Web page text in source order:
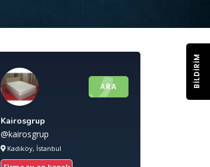
ARA
Kairosgrup
@kairosgrup
Kadıköy, İstanbul
BILDIRIM